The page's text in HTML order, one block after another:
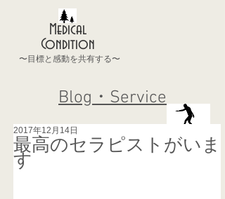
Medical
Condition
〜目標と感動を共有する〜
Blog・Service
最高のセラピストがいま
す
2017年12月14日